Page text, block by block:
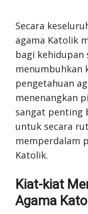
Secara
agama Katolik
bagi kehidupan
menumbuhkan
pengetahuan
menenangkan
sangat penting
untuk secara
memperdalam
Katolik.
Kiat-kiat
Agama